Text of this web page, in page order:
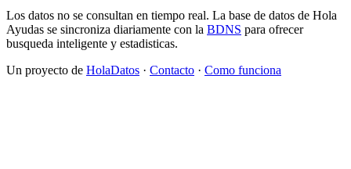
Los datos no se consultan en tiempo real. La base de datos de Hola
Ayudas se sincroniza diariamente con la BDNS para ofrecer
busqueda inteligente y estadisticas.
Un proyecto de HolaDatos · Contacto · Como funciona